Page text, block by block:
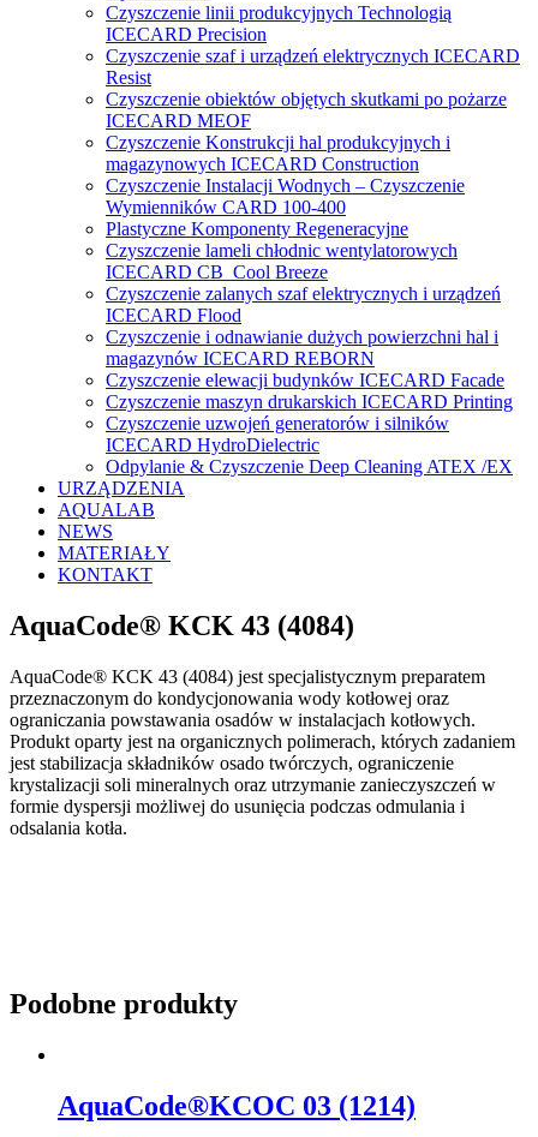
Czyszczenie linii produkcyjnych Technologią
ICECARD Precision
Czyszczenie szaf i urządzeń elektrycznych ICECARD
Resist
Czyszczenie obiektów objętych skutkami po pożarze
ICECARD MEOF
Czyszczenie Konstrukcji hal produkcyjnych i
magazynowych ICECARD Construction
Czyszczenie Instalacji Wodnych – Czyszczenie
Wymienników CARD 100-400
Plastyczne Komponenty Regeneracyjne
Czyszczenie lameli chłodnic wentylatorowych
ICECARD CB Cool Breeze
Czyszczenie zalanych szaf elektrycznych i urządzeń
ICECARD Flood
Czyszczenie i odnawianie dużych powierzchni hal i
magazynów ICECARD REBORN
Czyszczenie elewacji budynków ICECARD Facade
Czyszczenie maszyn drukarskich ICECARD Printing
Czyszczenie uzwojeń generatorów i silników
ICECARD HydroDielectric
Odpylanie & Czyszczenie Deep Cleaning ATEX /EX
URZĄDZENIA
AQUALAB
NEWS
MATERIAŁY
KONTAKT
AquaCode® KCK 43 (4084)
AquaCode® KCK 43 (4084) jest specjalistycznym preparatem
przeznaczonym do kondycjonowania wody kotłowej oraz
ograniczania powstawania osadów w instalacjach kotłowych.
Produkt oparty jest na organicznych polimerach, których zadaniem
jest stabilizacja składników osado twórczych, ograniczenie
krystalizacji soli mineralnych oraz utrzymanie zanieczyszczeń w
formie dyspersji możliwej do usunięcia podczas odmulania i
odsalania kotła.
Podobne produkty
AquaCode®KCOC 03 (1214)